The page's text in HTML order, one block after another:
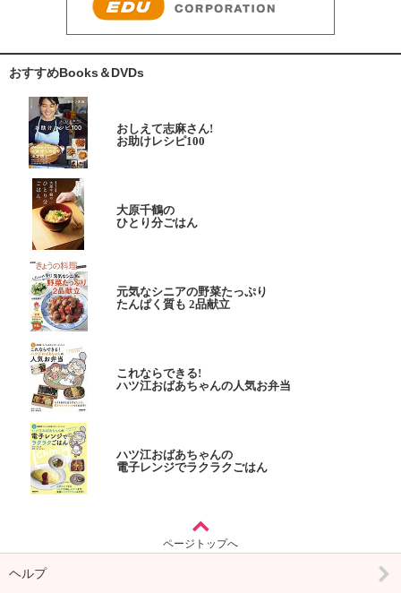
おすすめBooks＆DVDs
おしえて志麻さん!
お助けレシピ100
大原千鶴の
ひとり分ごはん
元気なシニアの野菜たっぷり
たんぱく質も 2品献立
これならできる!
ハツ江おばあちゃんの人気お弁当
ハツ江おばあちゃんの
電子レンジでラクラクごはん
ページトップへ
ヘルプ